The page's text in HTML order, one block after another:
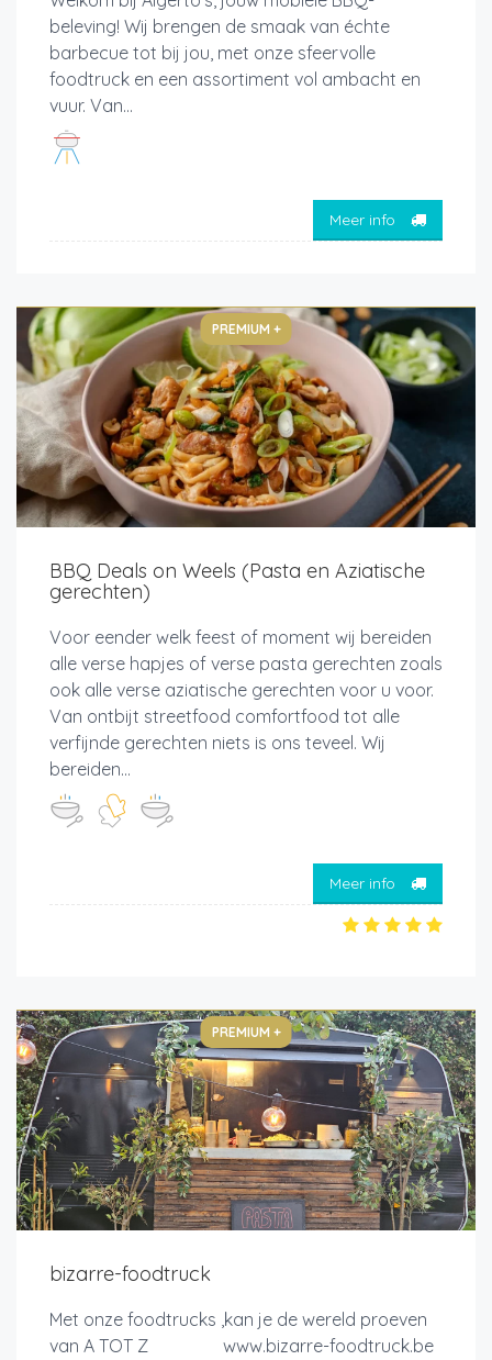
beleving! Wij brengen de smaak van échte
barbecue tot bij jou, met onze sfeervolle
foodtruck en een assortiment vol ambacht en
vuur. Van...
Meer info
PREMIUM +
BBQ Deals on Weels (Pasta en Aziatische
gerechten)
Voor eender welk feest of moment wij bereiden
alle verse hapjes of verse pasta gerechten zoals
ook alle verse aziatische gerechten voor u voor.
Van ontbijt streetfood comfortfood tot alle
verfijnde gerechten niets is ons teveel. Wij
bereiden...
Meer info
PREMIUM +
bizarre-foodtruck
Met onze foodtrucks ,kan je de wereld proeven
van A TOT Z www.bizarre-foodtruck.be